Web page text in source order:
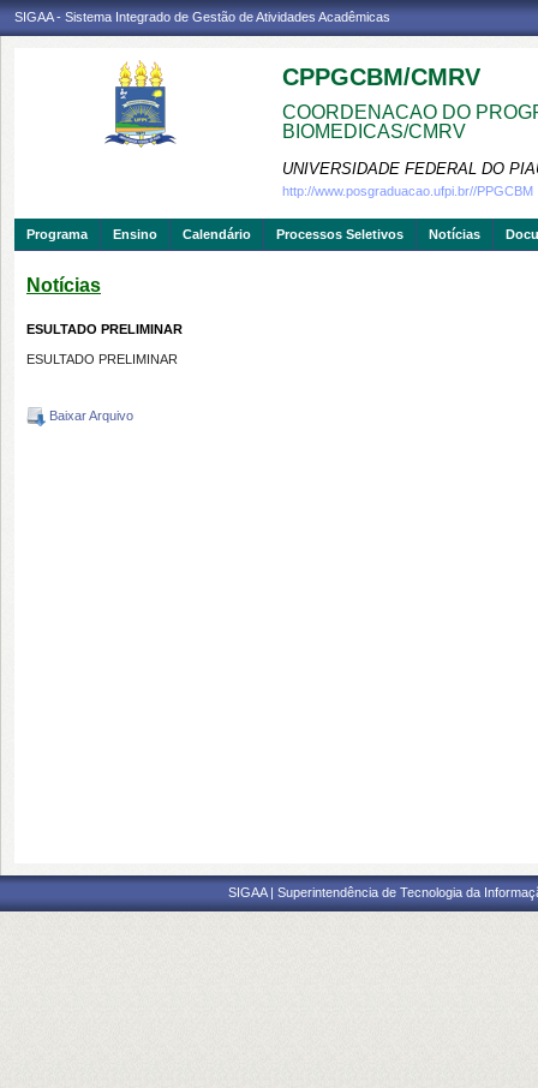
SIGAA - Sistema Integrado de Gestão de Atividades Acadêmicas
CPPGCBM/CMRV
COORDENACAO DO
BIOMEDICAS/CMRV
UNIVERSIDADE FEDERAL DO
http://www.posgraduacao.ufpi.br//PPGCBM
Programa Ensino Calendário Processos Seletivos Notícias
Notícias
ESULTADO PRELIMINAR
ESULTADO PRELIMINAR
Baixar Arquivo
SIGAA | Superintendência de Tecnologia da